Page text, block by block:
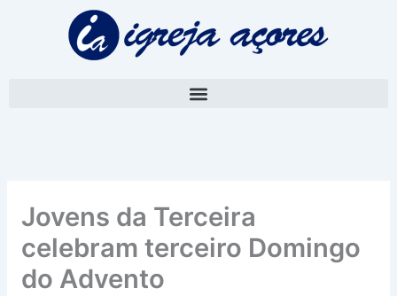
Jovens da Terceira
celebram terceiro Domingo
do Advento